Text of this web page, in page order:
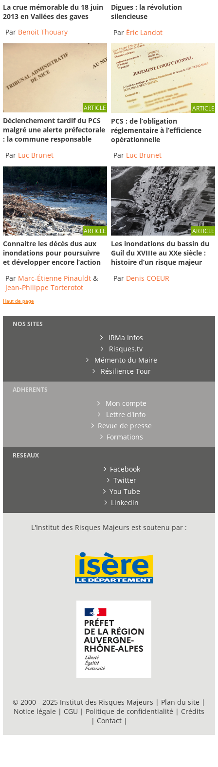
La crue mémorable du 18 juin
2013 en Vallées des gaves
Par Benoit Thouary
Digues : la révolution
silencieuse
Par Éric Landot
ARTICLE
Déclenchement tardif du PCS
malgré une alerte préfectorale
: la commune responsable
Par Luc Brunet
ARTICLE
PCS : de l’obligation
réglementaire à l’efficience
opérationnelle
Par Luc Brunet
ARTICLE
Connaitre les décès dus aux
inondations pour poursuivre
et développer encore l’action
Par Marc-Étienne Pinauldt &
Jean-Philippe Torterotot
ARTICLE
Les inondations du bassin du
Guil du XVIIIe au XXe siècle :
histoire d’un risque majeur
Par Denis COEUR
Haut de page
NOS SITES
IRMa Infos
Risques.tv
Mémento du Maire
Résilience Tour
ADHERENTS
Mon compte
Lettre d'info
Revue de presse
Formations
RESEAUX
Facebook
Twitter
You Tube
Linkedin
L'Institut des Risques Majeurs est soutenu par :
© 2000 - 2025 Institut des Risques Majeurs | Plan du site |
Notice légale | CGU | Politique de confidentialité | Crédits
| Contact |